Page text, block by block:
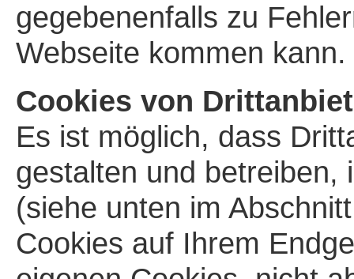
gegebenenfalls zu
Webseite kommen kann.
Cookies von
Es ist möglich, dass
gestalten und betreiben,
(siehe unten im
Cookies auf Ihrem